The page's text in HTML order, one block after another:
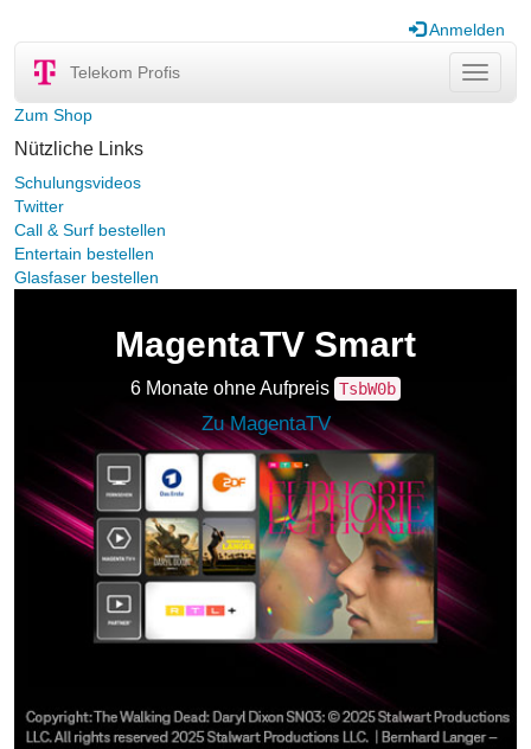
Anmelden
ein-/
Telekom Profis
Zum Shop
Nützliche Links
Schulungsvideos
Twitter
Call & Surf bestellen
Entertain bestellen
Glasfaser bestellen
MagentaTV Smart
6 Monate ohne Aufpreis TsbW0b
Zu MagentaTV